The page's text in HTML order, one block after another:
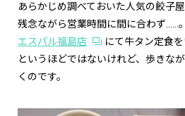
あらかじめ調べておいた人気の餃子
残念ながら営業時間に間に合わず……
エスパル福島店
にて牛タン定食
というほどではないけれど、歩きな
くのです。